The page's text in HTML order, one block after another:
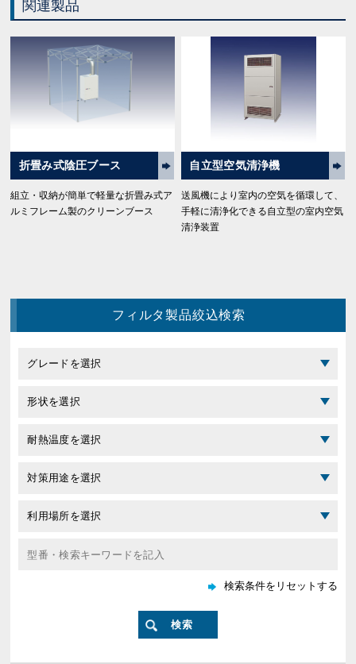
関連製品
折畳み式陰圧ブース
組立・収納が簡単で軽量な折畳み式ア
ルミフレーム製のクリーンブース
自立型空気清浄機
送風機により室内の空気を循環して、
手軽に清浄化できる自立型の室内空気
清浄装置
フィルタ製品絞込検索